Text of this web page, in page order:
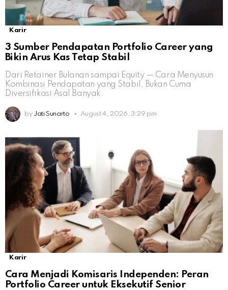
Karir
3 Sumber Pendapatan Portfolio Career yang
Bikin Arus Kas Tetap Stabil
Dari Retainer Bulanan sampai Equity — Cara Menyusun
Kombinasi Pendapatan yang Stabil, Bukan Cuma
Diversifikasi Asal Banyak.
by Jati Sunarto August 4, 2026, 3:29 pm
Karir
Cara Menjadi Komisaris Independen: Peran
Portfolio Career untuk Eksekutif Senior